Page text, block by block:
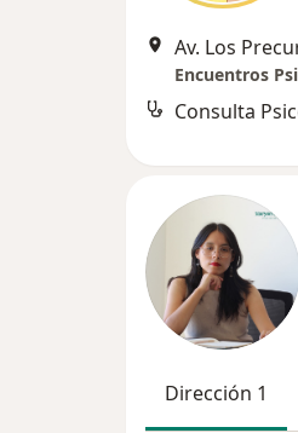
Encuentros
Consulta
Dirección 1